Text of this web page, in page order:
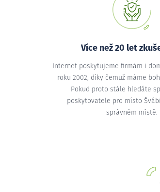
Více než 20 let
Internet poskytujeme firmám i
roku 2002, díky čemuž máme
Pokud proto stále hledáte
poskytovatele pro místo
správném místě.